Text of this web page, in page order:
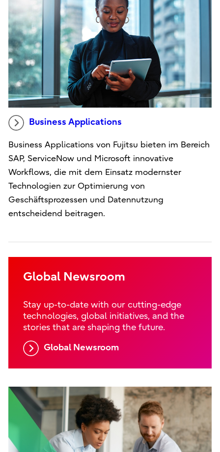
Business Applications
Business Applications von Fujitsu bieten im Bereich
SAP, ServiceNow und Microsoft innovative
Workflows, die mit dem Einsatz modernster
Technologien zur Optimierung von
Geschäftsprozessen und Datennutzung
entscheidend beitragen.
Global Newsroom
Stay up-to-date with our cutting-edge
technologies, global initiatives, and the
stories that are shaping the future.
Global Newsroom